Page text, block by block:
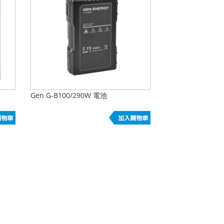
Gen G-B100/290W 電池